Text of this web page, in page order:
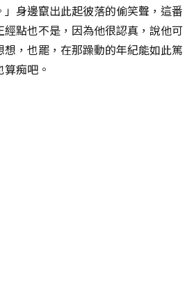
身邊竄出此起彼落的偷笑聲，這番
點也不是，因為他很認真，說他可
，也罷，在那躁動的年紀能如此篤
痴吧。